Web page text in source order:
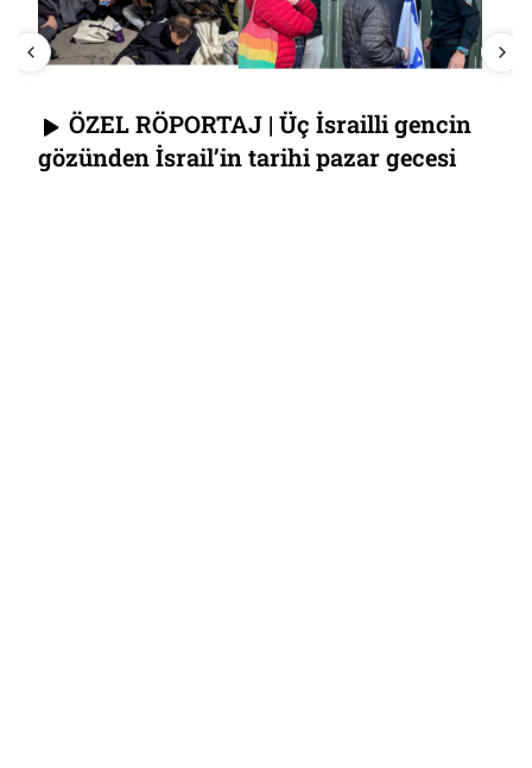
pazar gecesi
Elizabeth Çağı’nın
şey yapmama” sanatını